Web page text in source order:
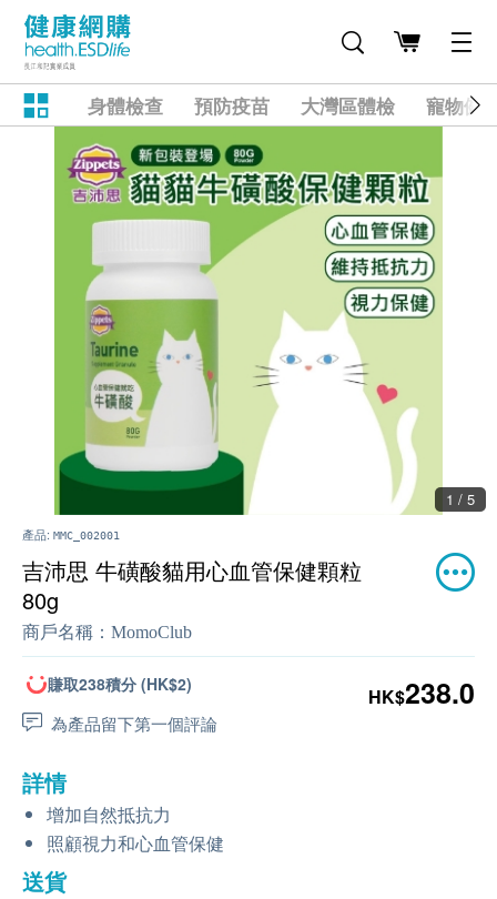
身體檢查 預防疫苗 大灣區體檢 寵物健
1 / 5
產品: MMC_002001
吉沛思 牛磺酸貓用心血管保健顆粒
80g
商戶名稱： MomoClub
賺取238積分 (HK$2)
為產品留下第一個評論
HK$238.0
詳情
增加自然抵抗力
照顧視力和心血管保健
送貨